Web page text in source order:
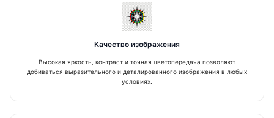
Для холлов, клиентских зон и
административных пространств, где нужна
Почему Barco выбирают в Москве
Подходит для переговорных, диспетчерских,
медицинских и корпоративных объектов.
Качество изображения
Высокая яркость, контраст и точная цветопередача позволяют
добиваться выразительного и деталированного изображения в любых
условиях.